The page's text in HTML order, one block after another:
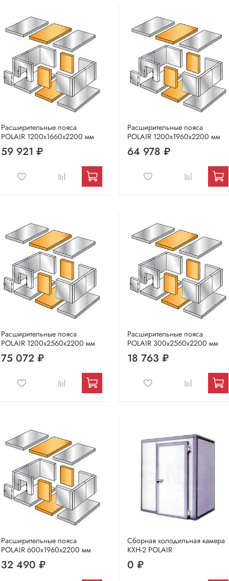
Расширительные пояса
POLAIR 1200х1660х2200 мм
59 921 ₽
Расширительные пояса
POLAIR 1200х1960х2200 мм
64 978 ₽
Расширительные пояса
POLAIR 1200х2560х2200 мм
75 072 ₽
Расширительные пояса
POLAIR 300х2560х2200 мм
18 763 ₽
Расширительные пояса
POLAIR 600х1960х2200 мм
32 490 ₽
Сборная холодильная камера
КХН-2 POLAIR
0 ₽